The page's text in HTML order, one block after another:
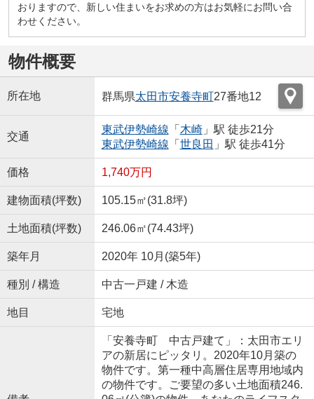
おりますので、新しい住まいをお求めの方はお気軽にお問い合
わせください。
物件概要
所在地 群馬県太田市安養寺町27番地12
交通
東武伊勢崎線 「 木崎」駅 徒歩21分
東武伊勢崎線 「 世良田 」駅 徒歩41分
価格 1,740万円
建物面積(坪数) 105.15㎡(31.8坪)
土地面積(坪数) 246.06㎡(74.43坪)
築年月 2020年 10月(築5年)
種別 / 構造 中古一戸建 / 木造
地目 宅地
「安養寺町 中古戸建て」：太田市エリ
アの新居にピッタリ。2020年10月築の
物件です。第一種中高層住居専用地域内
の物件です。ご要望の多い土地面積246.